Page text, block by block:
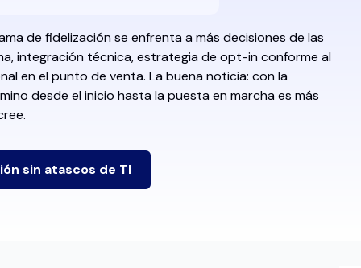
de fidelización se enfrenta a más decisiones de las
integración técnica, estrategia de opt-in conforme al
en el punto de venta. La buena noticia: con la
desde el inicio hasta la puesta en marcha es más
sin atascos de TI